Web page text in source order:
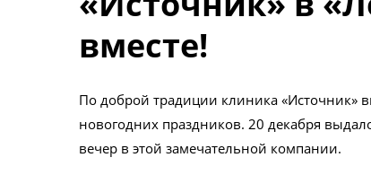
вместе!
По доброй традиции клиника «Источник»
новогодних праздников. 20 декабря
вечер в этой замечательной компании.